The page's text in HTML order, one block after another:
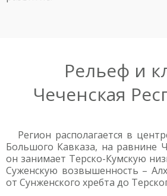
Рельеф и
Чеченская
Регион располагается в
Большого Кавказа, на равнине
он занимает Терско-Кумскую
Суженскую возвышенность –
от Сунженского хребта до